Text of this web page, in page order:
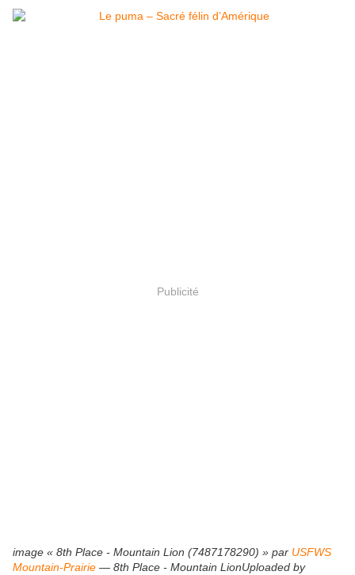
Publicité
image « 8th Place - Mountain Lion (7487178290) » par USFWS
Mountain-Prairie — 8th Place - Mountain LionUploaded by